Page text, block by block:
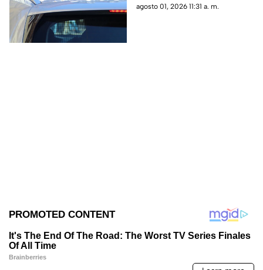
a corta distancia por dos
agosto 01, 2026 11:31 a. m.